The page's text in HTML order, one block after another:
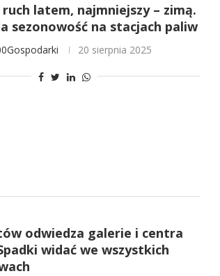
latem, najmniejszy – zimą.
sezonowość na stacjach paliw
20 sierpnia 2025
odwiedza galerie i centra
widać we wszystkich